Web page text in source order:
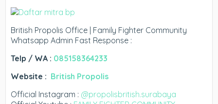
British Propolis Office | Family Fighter Community
Whatsapp Admin Fast Response :
Telp / WA : 085158364233
Website : British Propolis
Official Instagram : @propolisbritish.surabaya